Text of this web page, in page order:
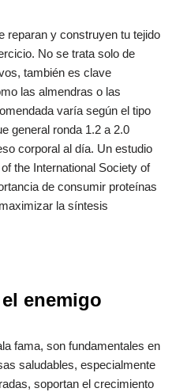
reparan y construyen tu tejido
No se trata solo de
también es clave
las almendras o las
varía según el tipo
general ronda 1.2 a 2.0
corporal al día. Un estudio
the International Society of
de consumir proteínas
la síntesis
enemigo
fama, son fundamentales en
saludables, especialmente
soportan el crecimiento